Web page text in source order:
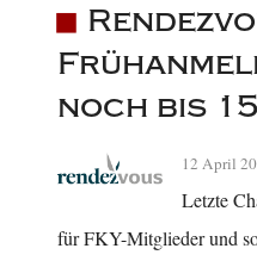
noch bis
12 April
Letzte
für FKY-Mitglieder und